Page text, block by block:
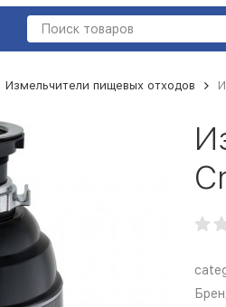
Измельчители пищевых отходов